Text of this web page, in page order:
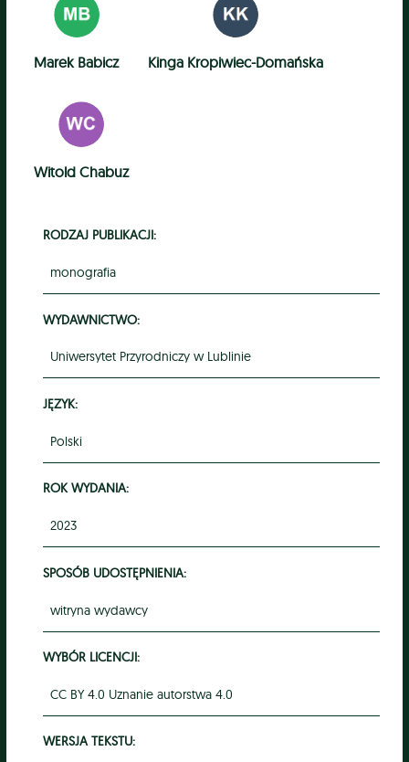
Marek Babicz Kinga Kropiwiec-Domańska
Witold Chabuz
RODZAJ PUBLIKACJI:
monografia
WYDAWNICTWO:
Uniwersytet Przyrodniczy w Lublinie
JĘZYK:
Polski
ROK WYDANIA:
2023
SPOSÓB UDOSTĘPNIENIA:
witryna wydawcy
WYBÓR LICENCJI:
CC BY 4.0 Uznanie autorstwa 4.0
WERSJA TEKSTU: